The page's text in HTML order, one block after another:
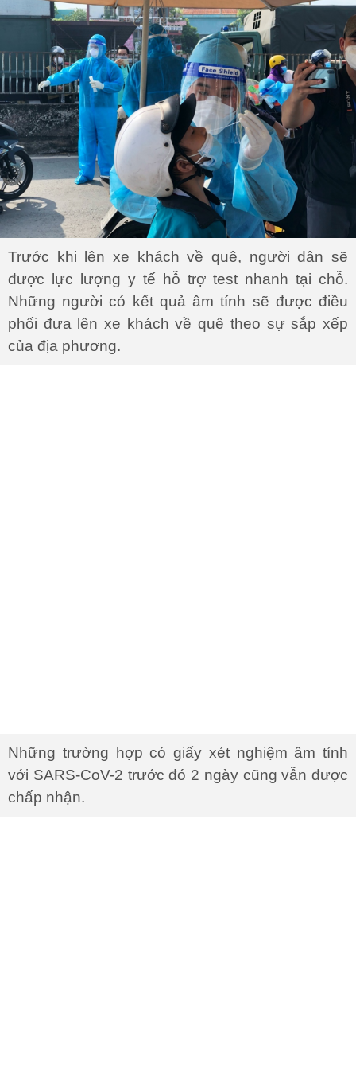
Trước khi lên xe khách về quê, người dân sẽ
được lực lượng y tế hỗ trợ test nhanh tại chỗ.
Những người có kết quả âm tính sẽ được điều
phối đưa lên xe khách về quê theo sự sắp xếp
của địa phương.
Những trường hợp có giấy xét nghiệm âm tính
với SARS-CoV-2 trước đó 2 ngày cũng vẫn được
chấp nhận.